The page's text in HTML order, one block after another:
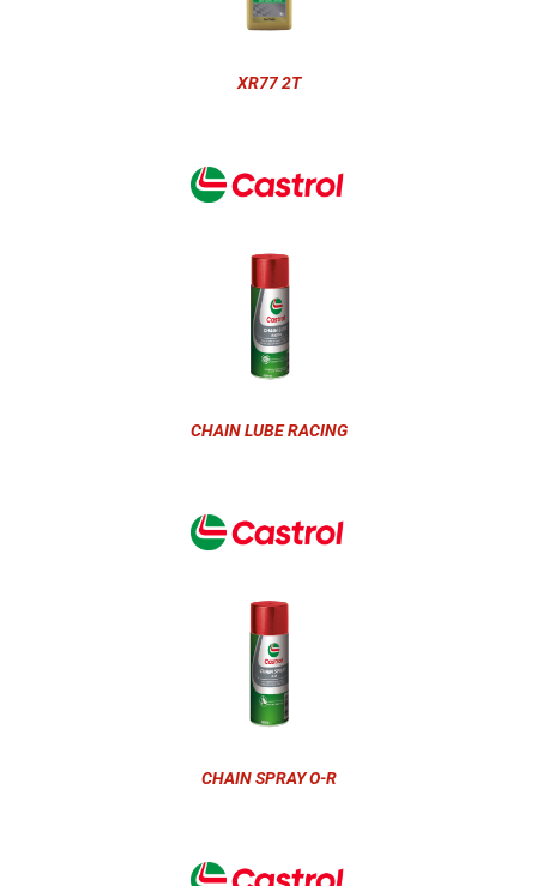
XR77 2T
CHAIN LUBE RACING
CHAIN SPRAY O-R